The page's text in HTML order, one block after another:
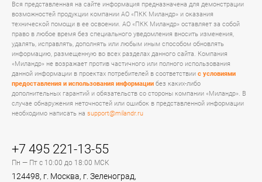
Вся представленная на сайте информация предназначена для демонстрации
возможностей продукции компании АО «ПКК Миландр» и оказания
технической помощи в ее освоении. АО «ПКК Миландр» оставляет за собой
право в любое время без специального уведомления вносить изменения,
удалять, исправлять, дополнять или любым иным способом обновлять
информацию, размещенную во всех разделах данного сайта. Компания
«Миландр» не возражает против частичного или полного использования
данной информации в проектах потребителей в соответствии с условиями
предоставления и использования информации без каких-либо
дополнительных гарантий и обязательств со стороны компании «Миландр». В
случае обнаружения неточностей или ошибок в представленной информации
необходимо написать на support@milandr.ru
+7 495 221-13-55
Пн — Пт с 10:00 до 18:00 МСК
124498, г. Москва, г. Зеленоград,